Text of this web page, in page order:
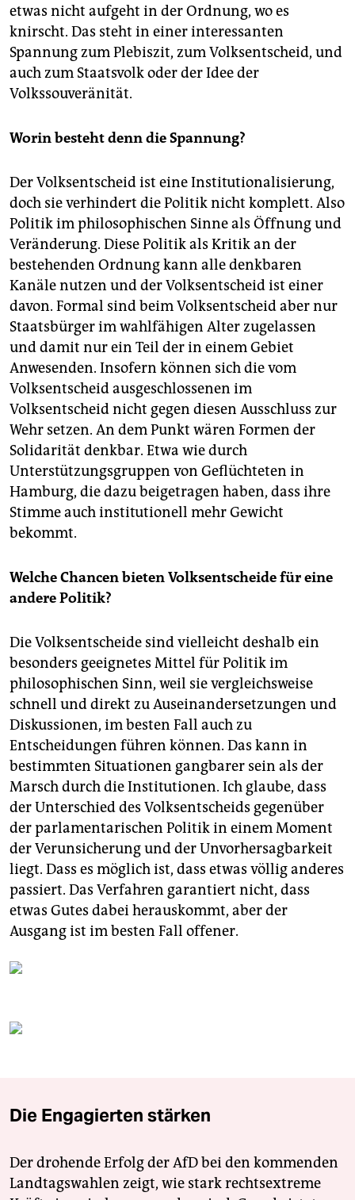
etwas nicht aufgeht in der Ordnung, wo es
knirscht. Das steht in einer interessanten
Spannung zum Plebiszit, zum Volksentscheid, und
auch zum Staatsvolk oder der Idee der
Volkssouveränität.
Worin besteht denn die Spannung?
Der Volksentscheid ist eine Institutionalisierung,
doch sie verhindert die Politik nicht komplett. Also
Politik im philosophischen Sinne als Öffnung und
Veränderung. Diese Politik als Kritik an der
bestehenden Ordnung kann alle denkbaren
Kanäle nutzen und der Volksentscheid ist einer
davon. Formal sind beim Volksentscheid aber nur
Staatsbürger im wahlfähigen Alter zugelassen
und damit nur ein Teil der in einem Gebiet
Anwesenden. Insofern können sich die vom
Volksentscheid ausgeschlossenen im
Volksentscheid nicht gegen diesen Ausschluss zur
Wehr setzen. An dem Punkt wären Formen der
Solidarität denkbar. Etwa wie durch
Unterstützungsgruppen von Geflüchteten in
Hamburg, die dazu beigetragen haben, dass ihre
Stimme auch institutionell mehr Gewicht
bekommt.
Welche Chancen bieten Volksentscheide für eine
andere Politik?
Die Volksentscheide sind vielleicht deshalb ein
besonders geeignetes Mittel für Politik im
philosophischen Sinn, weil sie vergleichsweise
schnell und direkt zu Auseinandersetzungen und
Diskussionen, im besten Fall auch zu
Entscheidungen führen können. Das kann in
bestimmten Situationen gangbarer sein als der
Marsch durch die Institutionen. Ich glaube, dass
der Unterschied des Volksentscheids gegenüber
der parlamentarischen Politik in einem Moment
der Verunsicherung und der Unvorhersagbarkeit
liegt. Dass es möglich ist, dass etwas völlig anderes
passiert. Das Verfahren garantiert nicht, dass
etwas Gutes dabei herauskommt, aber der
Ausgang ist im besten Fall offener.
Die Engagierten stärken
Der drohende Erfolg der AfD bei den kommenden
Landtagswahlen zeigt, wie stark rechtsextreme